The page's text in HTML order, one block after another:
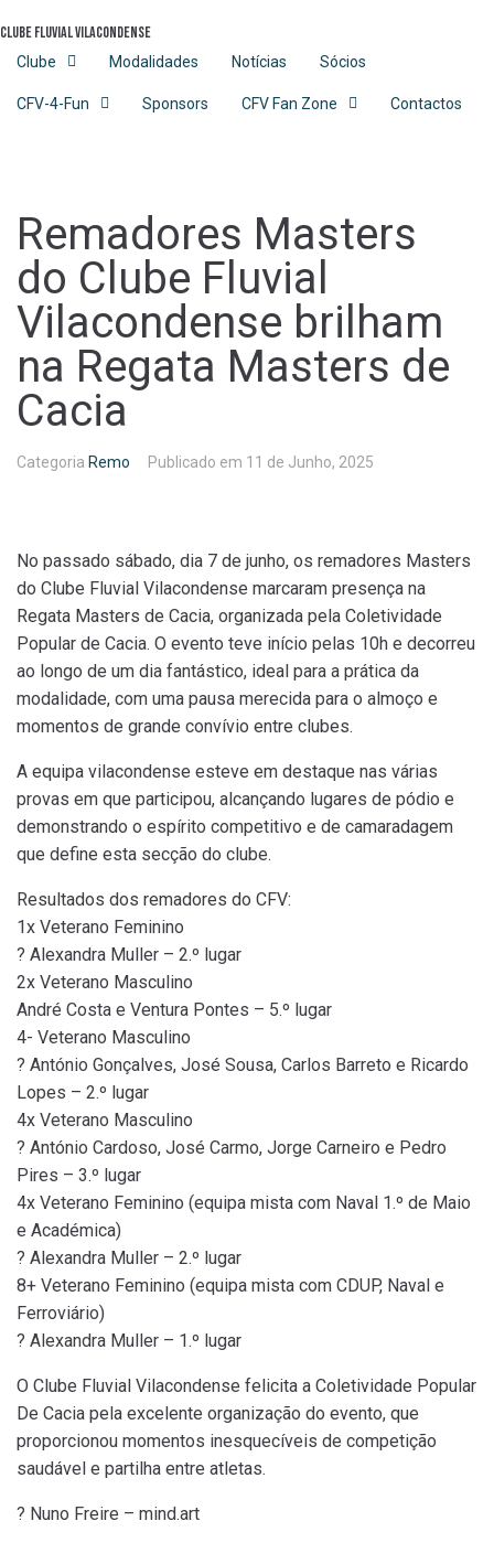
to
content
Clube Fluvial Vilacondense
Clube Modalidades Notícias Sócios
CFV-4-Fun Sponsors CFV Fan Zone Contactos
Remadores Masters
do Clube Fluvial
Vilacondense brilham
na Regata Masters de
Cacia
Categoria Remo Publicado em 11 de Junho, 2025
No passado sábado, dia 7 de junho, os remadores Masters
do Clube Fluvial Vilacondense marcaram presença na
Regata Masters de Cacia, organizada pela Coletividade
Popular de Cacia. O evento teve início pelas 10h e decorreu
ao longo de um dia fantástico, ideal para a prática da
modalidade, com uma pausa merecida para o almoço e
momentos de grande convívio entre clubes.
A equipa vilacondense esteve em destaque nas várias
provas em que participou, alcançando lugares de pódio e
demonstrando o espírito competitivo e de camaradagem
que define esta secção do clube.
Resultados dos remadores do CFV:
1x Veterano Feminino
? Alexandra Muller – 2.º lugar
2x Veterano Masculino
André Costa e Ventura Pontes – 5.º lugar
4- Veterano Masculino
? António Gonçalves, José Sousa, Carlos Barreto e Ricardo
Lopes – 2.º lugar
4x Veterano Masculino
? António Cardoso, José Carmo, Jorge Carneiro e Pedro
Pires – 3.º lugar
4x Veterano Feminino (equipa mista com Naval 1.º de Maio
e Académica)
? Alexandra Muller – 2.º lugar
8+ Veterano Feminino (equipa mista com CDUP, Naval e
Ferroviário)
? Alexandra Muller – 1.º lugar
O Clube Fluvial Vilacondense felicita a Coletividade Popular
De Cacia pela excelente organização do evento, que
proporcionou momentos inesquecíveis de competição
saudável e partilha entre atletas.
? Nuno Freire – mind.art